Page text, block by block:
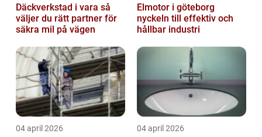
Däckverkstad i vara så
väljer du rätt partner för
säkra mil på vägen
Elmotor i göteborg
nyckeln till effektiv och
hållbar industri
04 april 2026 04 april 2026